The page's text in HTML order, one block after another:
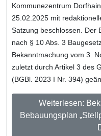
Kommunezentrum
25.02.2025 mit
Satzung beschlossen. Der
nach § 10 Abs. 3
Bekanntmachung vom 3.
zuletzt durch Artikel 3 des
(BGBl. 2023 I Nr. 394)
Weiterlesen:
Bebauungsplan